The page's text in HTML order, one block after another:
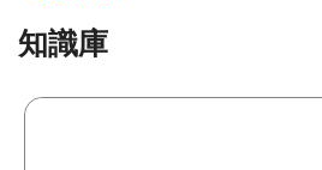
知識庫